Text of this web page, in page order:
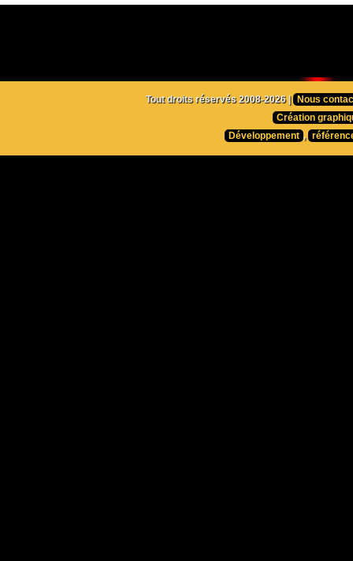
Tout droits réservés 2008-2026 | Nous
Création
Développement ,